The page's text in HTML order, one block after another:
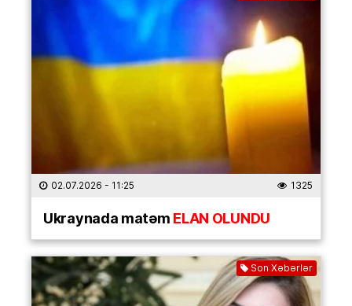
02.07.2026 - 11:25 1325
Ukraynada matəmELAN OLUNDU
Son Xəbərlər